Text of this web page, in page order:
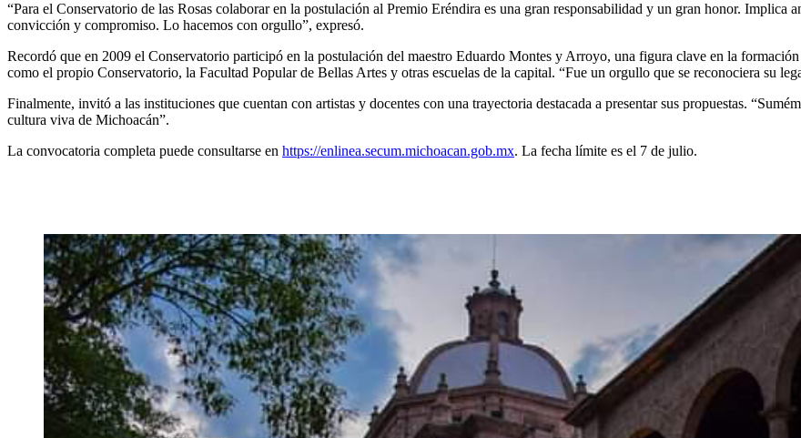
“Para el Conservatorio de las Rosas colaborar en la postulación al Premio Eréndira es una gran responsabilidad y un gran honor. Implica
convicción y compromiso. Lo hacemos con orgullo”, expresó.
Recordó que en 2009 el Conservatorio participó en la postulación del maestro Eduardo Montes y Arroyo, una figura clave en la
como el propio Conservatorio, la Facultad Popular de Bellas Artes y otras escuelas de la capital. “Fue un orgullo que se reconociera su
Finalmente, invitó a las instituciones que cuentan con artistas y docentes con una trayectoria destacada a presentar sus propuestas.
cultura viva de Michoacán”.
La convocatoria completa puede consultarse en https://enlinea.secum.michoacan.gob.mx. La fecha límite es el 7 de julio.